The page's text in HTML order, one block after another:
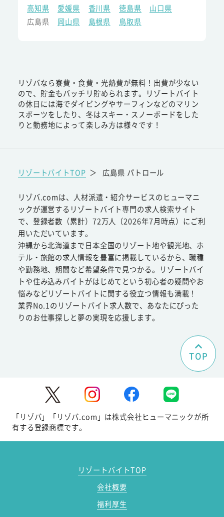
高知県
愛媛県 香川県 徳島県
山口県
広島県
岡山県 島根県 鳥取県
リゾバなら寮費・食費・光熱費が無料！出費が少ない
ので、貯金もバッチリ貯められます。リゾートバイト
の休日には海でダイビングやサーフィンなどのマリン
スポーツをしたり、冬はスキー・スノーボードをした
りと勤務地によって楽しみ方は様々です！
リゾートバイトTOP ＞ 広島県 パトロール
リゾバ.comは、人材派遣・紹介サービスのヒューマニ
ックが運営するリゾートバイト専門の求人検索サイト
で、登録者数（累計）72万人（2026年7月時点）にご利
用いただいています。
沖縄から北海道まで日本全国のリゾート地や観光地、ホ
テル・旅館の求人情報を豊富に掲載しているから、職種
や勤務地、期間など希望条件で見つかる。リゾートバイ
トや住み込みバイトがはじめてという初心者の疑問やお
悩みなどリゾートバイトに関する役立つ情報も満載！
業界No.1のリゾートバイト求人数で、あなたにぴった
りのお仕事探しと夢の実現を応援します。
TOP
「リゾバ」「リゾバ.com」は株式会社ヒューマニックが所
有する登録商標です。
リゾートバイトTOP
会社概要
福利厚生